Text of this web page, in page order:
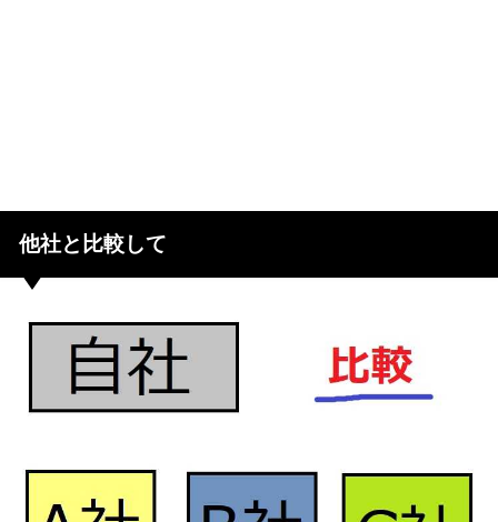
他社と比較して